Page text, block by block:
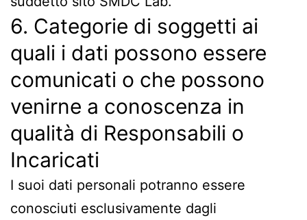
6. Categorie di soggetti ai
quali i dati possono essere
comunicati o che possono
venirne a conoscenza in
qualità di Responsabili o
Incaricati
I suoi dati personali potranno essere
conosciuti esclusivamente dagli